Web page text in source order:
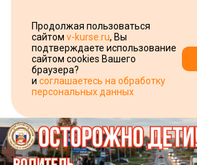
Продолжая пользоваться
сайтом v-kurse.ru, Вы
подтверждаете использование
сайтом cookies Вашего
браузера?
и соглашаетесь на обработку
персональных данных